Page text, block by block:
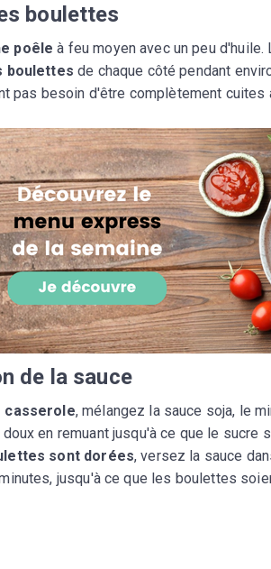
boulettes
poêle à feu moyen avec un peu
boulettes de chaque côté pendant
pas besoin d'être complètement cuites
de la sauce
casserole, mélangez la sauce soja, le
en remuant jusqu'à ce que le sucre
sont dorées, versez la sauce
jusqu'à ce que les boulettes